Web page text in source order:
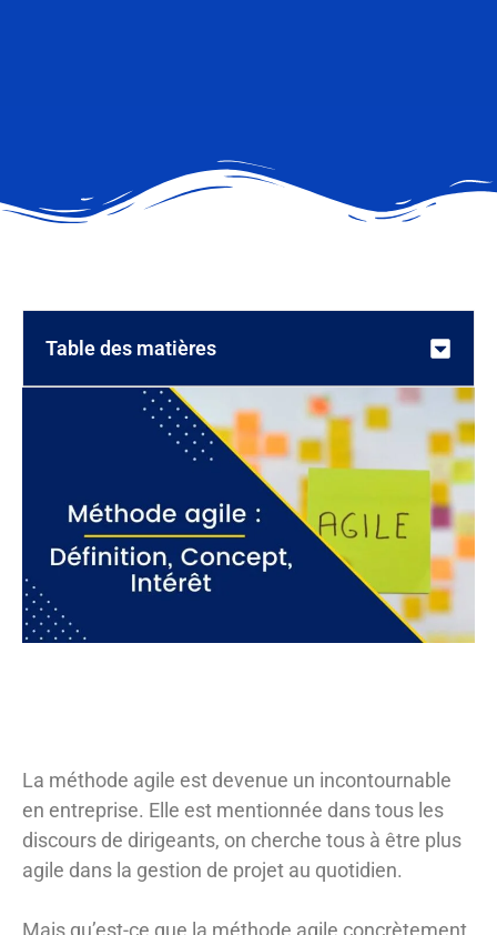
Table des matières
La méthode agile est devenue un incontournable
en entreprise. Elle est mentionnée dans tous les
discours de dirigeants, on cherche tous à être plus
agile dans la gestion de projet au quotidien.
Mais qu’est-ce que la méthode agile concrètement